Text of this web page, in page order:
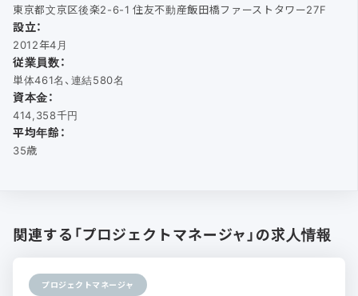
東京都文京区後楽2-6-1 住友不動産飯田橋ファーストタワー27F
設立：
2012年4月
従業員数：
単体461名、連結580名
資本金：
414,358千円
平均年齢：
35歳
関連する「プロジェクトマネージャ」の求人情報
プロジェクトマネージャ